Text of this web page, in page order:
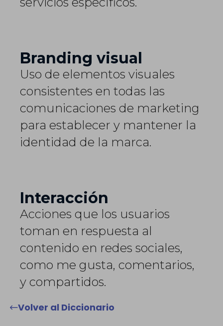
Branding visual
Uso de elementos visuales
consistentes en todas las
comunicaciones de marketing
para establecer y mantener la
identidad de la marca.
Interacción
Acciones que los usuarios
toman en respuesta al
contenido en redes sociales,
como me gusta, comentarios,
y compartidos.
Volver al Diccionario